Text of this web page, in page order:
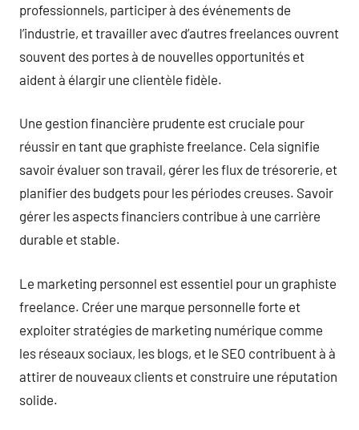
professionnels, participer à des événements de
l’industrie, et travailler avec d’autres freelances ouvrent
souvent des portes à de nouvelles opportunités et
aident à élargir une clientèle fidèle.
Une gestion financière prudente est cruciale pour
réussir en tant que graphiste freelance. Cela signifie
savoir évaluer son travail, gérer les flux de trésorerie, et
planifier des budgets pour les périodes creuses. Savoir
gérer les aspects financiers contribue à une carrière
durable et stable.
Le marketing personnel est essentiel pour un graphiste
freelance. Créer une marque personnelle forte et
exploiter stratégies de marketing numérique comme
les réseaux sociaux, les blogs, et le SEO contribuent à à
attirer de nouveaux clients et construire une réputation
solide.